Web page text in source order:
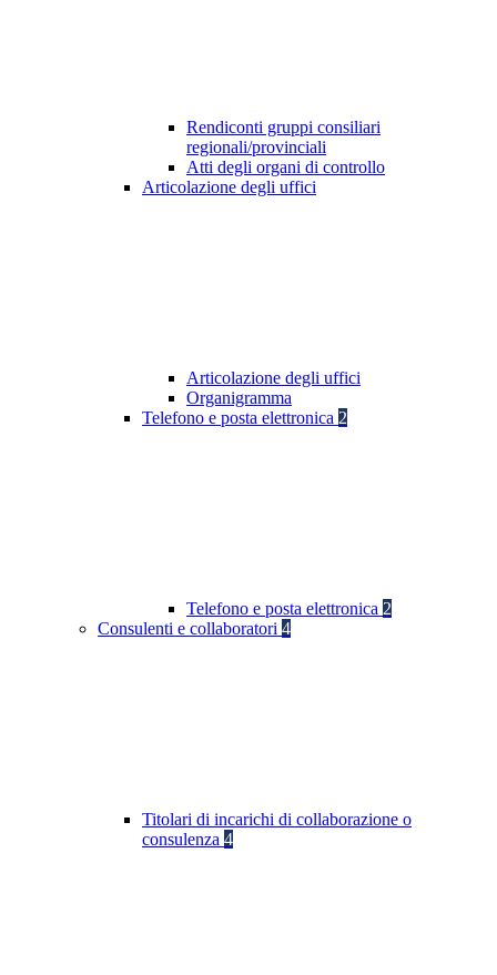
Rendiconti gruppi consiliari
regionali/provinciali
Atti degli organi di controllo
Articolazione degli uffici
Articolazione degli uffici
Organigramma
Telefono e posta elettronica 2
Telefono e posta elettronica 2
Consulenti e collaboratori 4
Titolari di incarichi di collaborazione o
consulenza 4